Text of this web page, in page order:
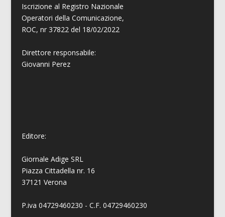
Iscrizione al Registro Nazionale
Operatori della Comunicazione,
ROC, nr 37822 del 18/02/2022
Direttore responsabile:
Giovanni Perez
Editore:
Giornale Adige SRL
Piazza Cittadella nr. 16
37121 Verona
P.iva 04729460230 - C.F. 04729460230